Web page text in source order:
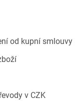
od kupní smlouvy
v CZK